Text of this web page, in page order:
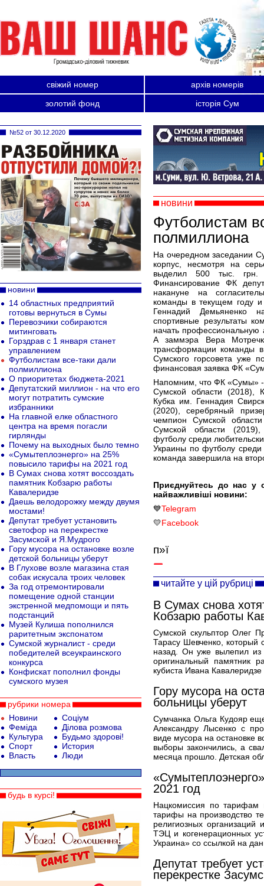
свіжий номер
архів номерів
золотий фонд
історія Сум
новини
Футболистам
полмиллиона
На очередном заседании
корпус, несмотря на
выделил 500 тыс. грн.
Финансирование ФК
накануне на
команды в текущем году
Геннадий Демьяненко
спортивные результаты
начать
А заммэра Вера
трансформации команды
Сумского горсовета уже
финансовая заявка ФК
Напомним, что ФК «Сумы» -
Сумской области (2018),
Кубка им. Геннадия
(2020), серебряный
чемпион Сумской
Сумской области
футболу среди
Украины по футболу
команда завершила на
Приєднуйтесь до нас у
найважливіші новини:
💙Telegram
💛Facebook
п»ї
читайте у цій рубриці
В Сумах снова
Кобзарю работы
Сумской скульптор Олег
Тарасу Шевченко, который
назад. Он уже вылепил
оригинальный памятник
кубиста Ивана
Гору мусора на
больницы уберут
Сумчанка Ольга Кудояр
Александру Лысенко с
виде мусора на остановке
выборы закончились, а
месяца прошло. Детская
2021 год
Нацкомиссия по тарифам
тарифы на производство
религиозных
ТЭЦ и когенерационных
Украина» со ссылкой на
Депутат требует
перекрестке
№52 от 30.12.2020
новини
14 областных предприятий
готовы вернуться в Сумы
Перевозчики собираются
митинговать
Горздрав с 1 января станет
управлением
Футболистам все-таки дали
полмиллиона
О приоритетах бюджета-2021
Депутатский миллион - на что его
могут потратить сумские
избранники
На главной елке областного
центра на время погасли
гирлянды
Почему на выходных было темно
«Сумытеплоэнерго» на 25%
повысило тарифы на 2021 год
В Сумах снова хотят воссоздать
памятник Кобзарю работы
Кавалеридзе
Даешь велодорожку между двумя
мостами!
Депутат требует установить
светофор на перекрестке
Засумской и Я.Мудрого
Гору мусора на остановке возле
детской больницы уберут
В Глухове возле магазина стая
собак искусала троих человек
За год отремонтировали
помещение одной станции
экстренной медпомощи и пять
подстанций
Музей Кулиша пополнился
раритетным экспонатом
Сумской журналист - среди
победителей всеукраинского
конкурса
Конфискат пополнил фонды
сумского музея
рубрики номера
Новини
Феміда
Культура
Спорт
Власть
Соціум
Ділова розмова
Будьмо здорові!
История
Люди
будь в курсі!